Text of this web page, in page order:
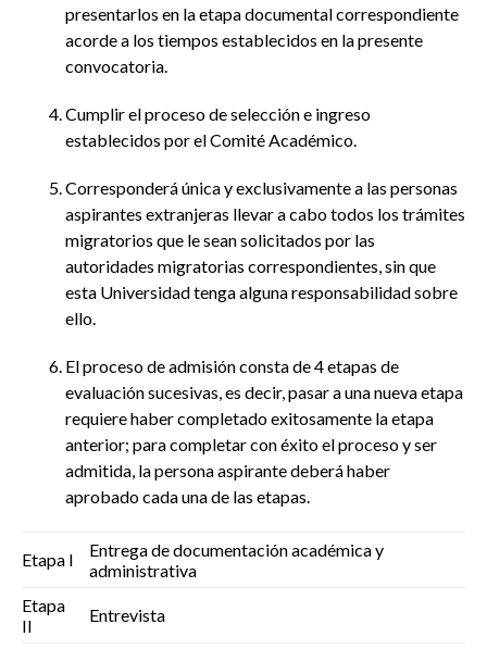
presentarlos en la etapa documental correspondiente
acorde a los tiempos establecidos en la presente
convocatoria.
Cumplir el proceso de selección e ingreso
establecidos por el Comité Académico.
Corresponderá única y exclusivamente a las personas
aspirantes extranjeras llevar a cabo todos los trámites
migratorios que le sean solicitados por las
autoridades migratorias correspondientes, sin que
esta Universidad tenga alguna responsabilidad sobre
ello.
El proceso de admisión consta de 4 etapas de
evaluación sucesivas, es decir, pasar a una nueva etapa
requiere haber completado exitosamente la etapa
anterior; para completar con éxito el proceso y ser
admitida, la persona aspirante deberá haber
aprobado cada una de las etapas.
Etapa I
Entrega de documentación académica y
administrativa
Etapa
II
Entrevista